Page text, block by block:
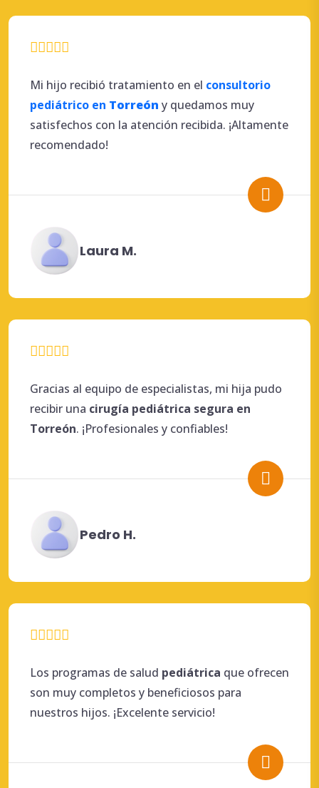
Mi hijo recibió tratamiento en el consultorio
pediátrico en Torreón y quedamos muy
satisfechos con la atención recibida. ¡Altamente
recomendado!
Laura M.
Gracias al equipo de especialistas, mi hija pudo
recibir una cirugía pediátrica segura en
Torreón. ¡Profesionales y confiables!
Pedro H.
Los programas de salud pediátrica que ofrecen
son muy completos y beneficiosos para
nuestros hijos. ¡Excelente servicio!